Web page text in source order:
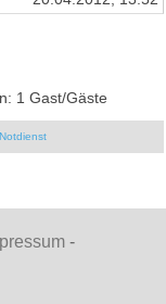
1 Gast/Gäste
-